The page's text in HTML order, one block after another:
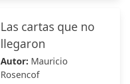
Las cartas que no
llegaron
Autor: Mauricio
Rosencof